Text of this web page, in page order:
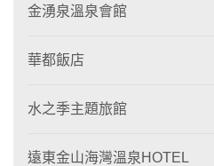
金湧泉溫泉會館
華都飯店
水之季主題旅館
遠東金山海灣溫泉HOTEL